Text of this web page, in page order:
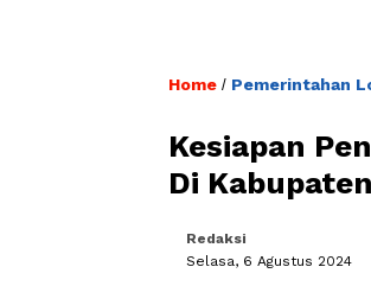
Home / Pemerintahan
Kesiapan
Di
Redaksi
Selasa, 6 Agustus 2024